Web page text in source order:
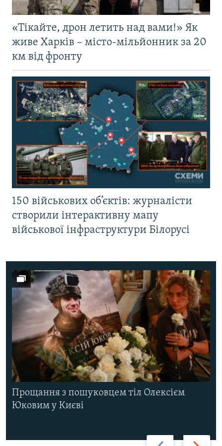
«Тікайте, дрон летить над вами!» Як
живе Харків – місто-мільйонник за 20
км від фронту
150 військових об’єктів: журналісти
створили інтерактивну мапу
військової інфраструктури Білорусі
Назад Вперед
Прощання з пошуковцем тіл Олексієм
Юковим у Києві